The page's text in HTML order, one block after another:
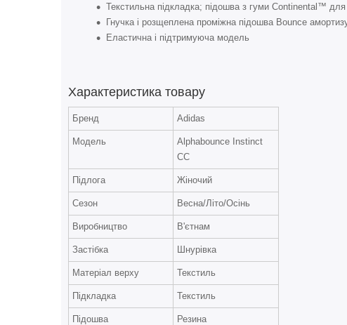
Текстильна підкладка; підошва з гуми Continental™
Гнучка і розщеплена проміжна підошва Bounce
Еластична і підтримуюча модель
Характеристика товару
Бренд Adidas
Модель
Alphabounce Instinct
CC
Підлога Жіночий
Сезон Весна/Літо/Осінь
Виробництво В'єтнам
Застібка Шнурівка
Матеріал верху Текстиль
Підкладка Текстиль
Підошва Резина